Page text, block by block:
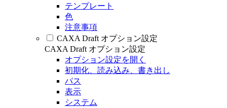
テンプレート
色
注意事項
CAXA Draft オプション設定
CAXA Draft オプション設定
オプション設定を開く
初期化、読み込み、書き出し
パス
表示
システム